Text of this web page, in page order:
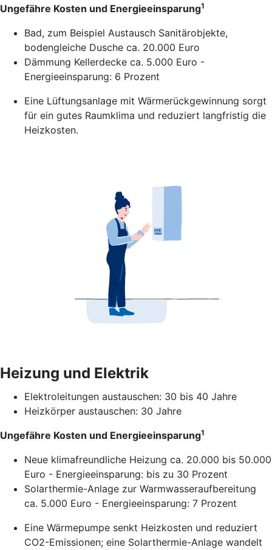
Ungefähre Kosten und Energieeinsparung1
Bad, zum Beispiel Austausch Sanitärobjekte,
bodengleiche Dusche ca. 20.000 Euro
Dämmung Kellerdecke ca. 5.000 Euro -
Energieeinsparung: 6 Prozent
Eine Lüftungsanlage mit Wärmerückgewinnung sorgt
für ein gutes Raumklima und reduziert langfristig die
Heizkosten.
Heizung und Elektrik
Elektroleitungen austauschen: 30 bis 40 Jahre
Heizkörper austauschen: 30 Jahre
Ungefähre Kosten und Energieeinsparung1
Neue klimafreundliche Heizung ca. 20.000 bis 50.000
Euro - Energieeinsparung: bis zu 30 Prozent
Solarthermie-Anlage zur Warmwasseraufbereitung
ca. 5.000 Euro - Energieeinsparung: 7 Prozent
Eine Wärmepumpe senkt Heizkosten und reduziert
CO2-Emissionen; eine Solarthermie-Anlage wandelt